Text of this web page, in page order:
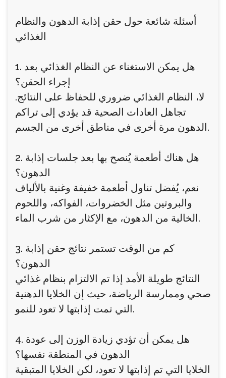
أسئلة شائعة حول حقن إذابة الدهون والنظام
الغذائي
1. هل يمكن الاستغناء عن النظام الغذائي بعد
إجراء الحقن؟
لا، النظام الغذائي ضروري للحفاظ على النتائج.
تجاهل العادات الصحية قد يؤدي إلى تراكم
الدهون مرة أخرى في مناطق أخرى من الجسم.
2. هل هناك أطعمة يُنصح بها بعد جلسات إذابة
الدهون؟
نعم، يُفضل تناول أطعمة خفيفة وغنية بالألياف
والبروتين مثل الخضروات، الفواكه، واللحوم
الخالية من الدهون، مع الإكثار من شرب الماء.
3. كم من الوقت تستمر نتائج حقن إذابة
الدهون؟
النتائج طويلة الأمد إذا تم الالتزام بنظام غذائي
صحي وممارسة الرياضة، حيث إن الخلايا الدهنية
التي تمت إذابتها لا تعود للنمو.
4. هل يمكن أن تؤدي زيادة الوزن إلى عودة
الدهون في المنطقة نفسها؟
الخلايا التي تم إذابتها لا تعود، لكن الخلايا المتبقية